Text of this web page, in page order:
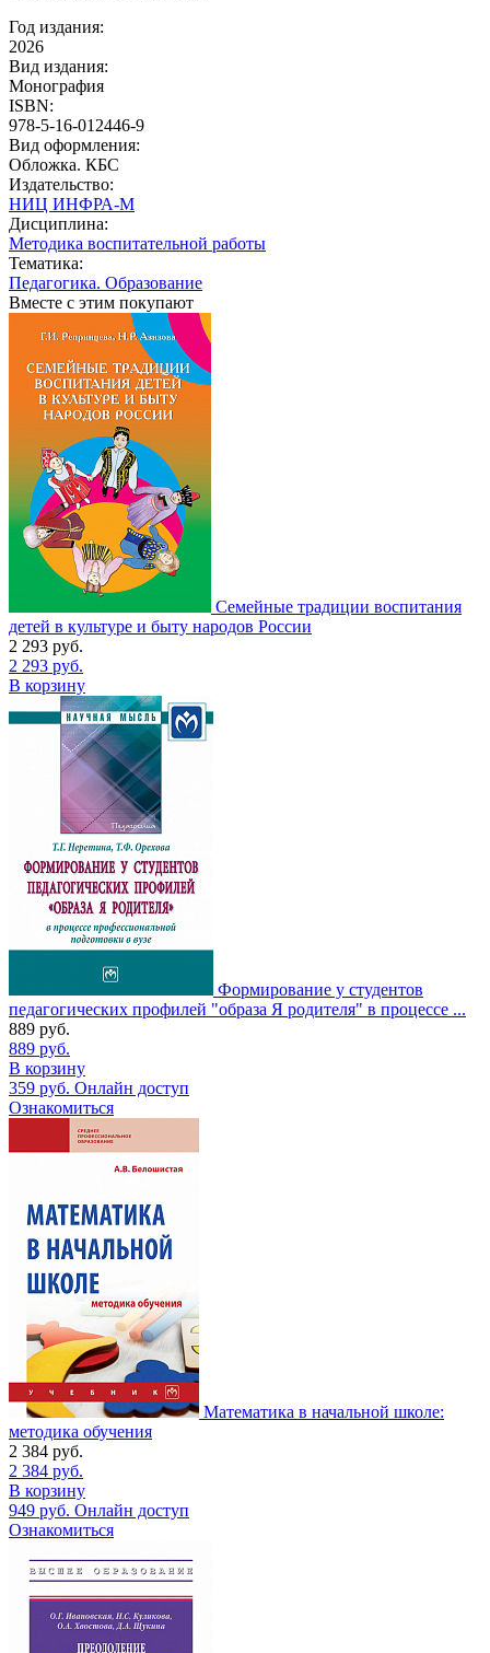
Год издания:
2026
Вид издания:
Монография
ISBN:
978-5-16-012446-9
Вид оформления:
Обложка. КБС
Издательство:
НИЦ ИНФРА-М
Дисциплина:
Методика воспитательной работы
Тематика:
Педагогика. Образование
Вместе с этим покупают
Семейные традиции воспитания
детей в культуре и быту народов России
2 293 руб.
2 293 руб.
В корзину
Формирование у студентов
педагогических профилей "образа Я родителя" в процессе ...
889 руб.
889 руб.
В корзину
359 руб. Онлайн доступ
Ознакомиться
Математика в начальной школе:
методика обучения
2 384 руб.
2 384 руб.
В корзину
949 руб. Онлайн доступ
Ознакомиться